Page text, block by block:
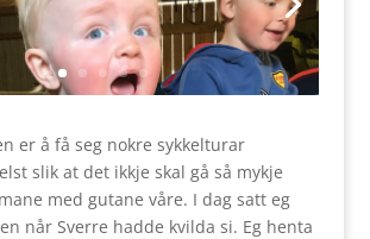
er å få seg nokre sykkelturar
slik at det ikkje skal gå så mykje
med gutane våre. I dag satt eg
når Sverre hadde kvilda si. Eg henta